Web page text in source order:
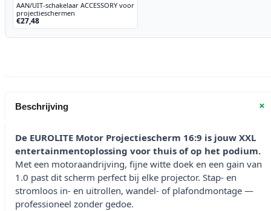
AAN/UIT-schakelaar ACCESSORY voor
projectieschermen
€27,48
Beschrijving +
De EUROLITE Motor Projectiescherm 16:9 is jouw XXL
entertainmentoplossing voor thuis of op het podium.
Met een motoraandrijving, fijne witte doek en een gain van
1.0 past dit scherm perfect bij elke projector. Stap- en
stromloos in- en uitrollen, wandel- of plafondmontage —
professioneel zonder gedoe.